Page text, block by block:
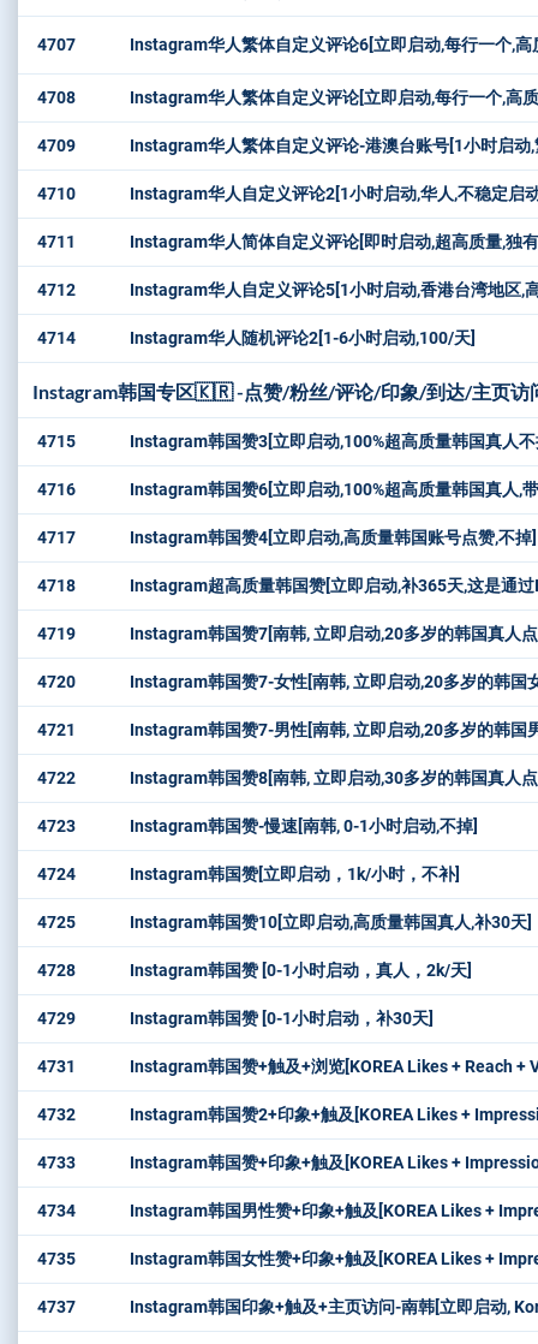
4707 Instagram华人繁体自定义评论6[立即启动,每行一个,
4708 Instagram华人繁体自定义评论[立即启动,每行一个,高
4709 Instagram华人繁体自定义评论-港澳台账号[1小时启动
4710 Instagram华人自定义评论2[1小时启动,华人,不稳定启
4711 Instagram华人简体自定义评论[即时启动,超高质量,独
4712 Instagram华人自定义评论5[1小时启动,香港台湾地区,
4714 Instagram华人随机评论2[1-6小时启动,100/天]
Instagram韩国专区🇰🇷 -点赞/粉丝/评论/印象/到达/主页访
4715 Instagram韩国赞3[立即启动,100%超高质量韩国真人
4716 Instagram韩国赞6[立即启动,100%超高质量韩国真人,
4717 Instagram韩国赞4[立即启动,高质量韩国账号点赞,不掉]
4718 Instagram超高质量韩国赞[立即启动,补365天,这是通
4719 Instagram韩国赞7[南韩, 立即启动,20多岁的韩国真人
4720 Instagram韩国赞7-女性[南韩, 立即启动,20多岁的韩国
4721 Instagram韩国赞7-男性[南韩, 立即启动,20多岁的韩国
4722 Instagram韩国赞8[南韩, 立即启动,30多岁的韩国真人
4723 Instagram韩国赞-慢速[南韩, 0-1小时启动,不掉]
4724 Instagram韩国赞[立即启动，1k/小时，不补]
4725 Instagram韩国赞10[立即启动,高质量韩国真人,补30天]
4728 Instagram韩国赞 [0-1小时启动，真人，2k/天]
4729 Instagram韩国赞 [0-1小时启动，补30天]
4731 Instagram韩国赞+触及+浏览[KOREA Likes + Reach +
4732 Instagram韩国赞2+印象+触及[KOREA Likes +
4733 Instagram韩国赞+印象+触及[KOREA Likes +
4734 Instagram韩国男性赞+印象+触及[KOREA Likes +
4735 Instagram韩国女性赞+印象+触及[KOREA Likes +
4737 Instagram韩国印象+触及+主页访问-南韩[立即启动,